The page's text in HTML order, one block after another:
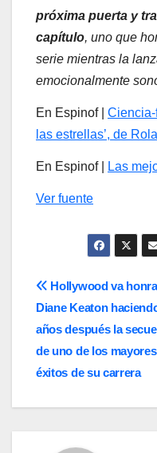
próxima puerta y
capítulo, uno que
serie mientras la
emocionalmente
En Espinof | Ciencia-
las estrellas’, de
En Espinof | Las
Ver fuente
de
entradas
Hollywood va
Diane Keaton
años después la
de uno de los mayores
éxitos de su carrera